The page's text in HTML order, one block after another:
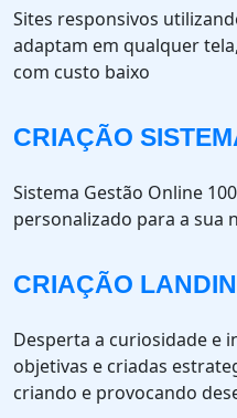
Sites responsivos
adaptam em qualquer
com custo baixo
CRIAÇÃO
Sistema Gestão Online
personalizado para a sua
CRIAÇÃO
Desperta a curiosidade e
objetivas e criadas
criando e provocando